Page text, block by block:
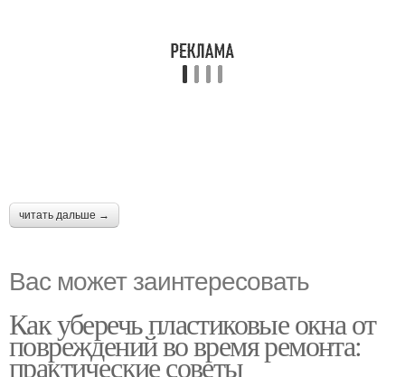
читать дальше →
Вас может заинтересовать
Как уберечь пластиковые окна от
повреждений во время ремонта:
практические советы